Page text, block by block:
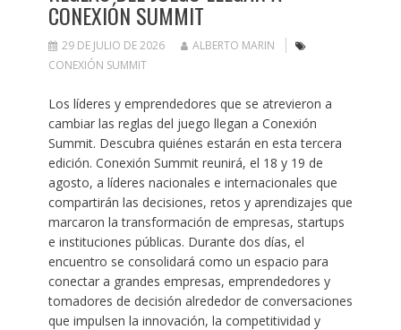
CONEXIÓN SUMMIT
29 DE JULIO DE 2026
ALBERTO MARIN
CONEXIÓN SUMMIT
Los líderes y emprendedores que se atrevieron a
cambiar las reglas del juego llegan a Conexión
Summit. Descubra quiénes estarán en esta tercera
edición. Conexión Summit reunirá, el 18 y 19 de
agosto, a líderes nacionales e internacionales que
compartirán las decisiones, retos y aprendizajes que
marcaron la transformación de empresas, startups
e instituciones públicas. Durante dos días, el
encuentro se consolidará como un espacio para
conectar a grandes empresas, emprendedores y
tomadores de decisión alrededor de conversaciones
que impulsen la innovación, la competitividad y